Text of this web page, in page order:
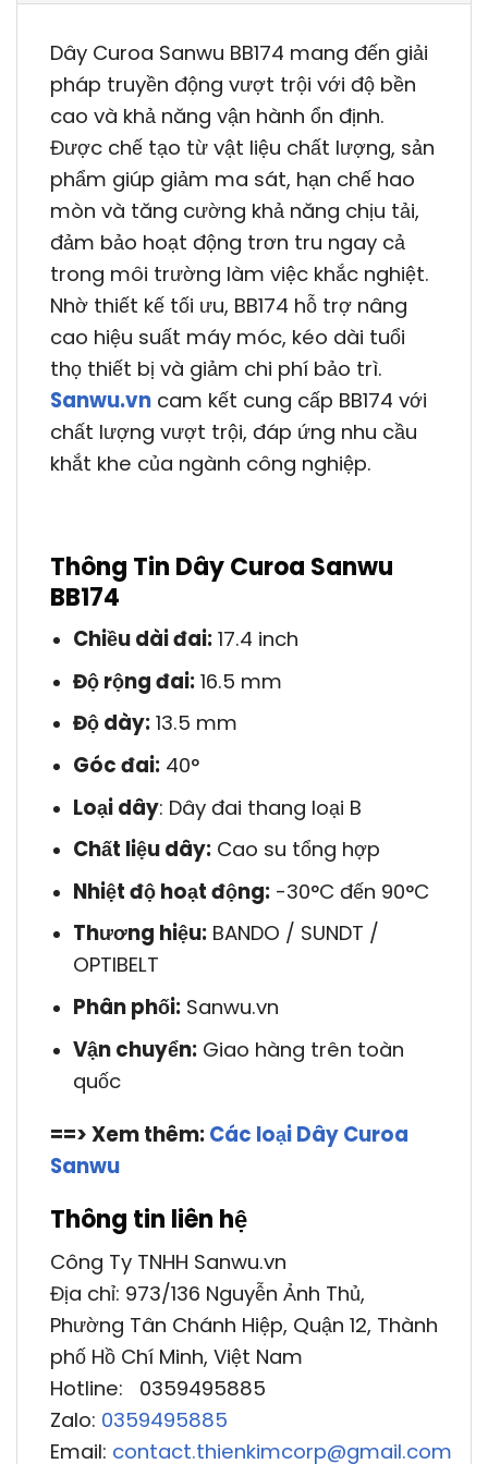
Dây Curoa Sanwu BB174 mang đến giải
pháp truyền động vượt trội với độ bền
cao và khả năng vận hành ổn định.
Được chế tạo từ vật liệu chất lượng, sản
phẩm giúp giảm ma sát, hạn chế hao
mòn và tăng cường khả năng chịu tải,
đảm bảo hoạt động trơn tru ngay cả
trong môi trường làm việc khắc nghiệt.
Nhờ thiết kế tối ưu, BB174 hỗ trợ nâng
cao hiệu suất máy móc, kéo dài tuổi
thọ thiết bị và giảm chi phí bảo trì.
Sanwu.vn cam kết cung cấp BB174 với
chất lượng vượt trội, đáp ứng nhu cầu
khắt khe của ngành công nghiệp.
Thông Tin Dây Curoa Sanwu
BB174
Chiều dài đai:17.4 inch
Độ rộng đai:16.5 mm
Độ dày:13.5 mm
Góc đai:40°
Loại dây: Dây đai thang loại B
Chất liệu dây:Cao su tổng hợp
Nhiệt độ hoạt động:-30°C đến 90°C
Thương hiệu:BANDO / SUNDT /
OPTIBELT
Phân phối:Sanwu.vn
Vận chuyển:Giao hàng trên toàn
quốc
==> Xem thêm: Các loại Dây Curoa
Sanwu
Thông tin liên hệ
Công Ty TNHH Sanwu.vn
Địa chỉ: 973/136 Nguyễn Ảnh Thủ,
Phường Tân Chánh Hiệp, Quận 12, Thành
phố Hồ Chí Minh, Việt Nam
Hotline: 0359495885
Zalo: 0359495885
Email: contact.thienkimcorp@gmail.com